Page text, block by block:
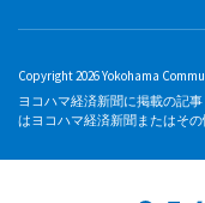
Copyright 2026 Yokohama
ヨコハマ経済新聞に掲載の記
はヨコハマ経済新聞またはその